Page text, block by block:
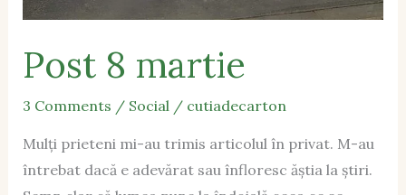
Post 8 martie
3 Comments / Social/ cutiadecarton
Mulți prieteni mi-au trimis articolul în privat. M-au
întrebat dacă e adevărat sau înfloresc ăștia la știri.